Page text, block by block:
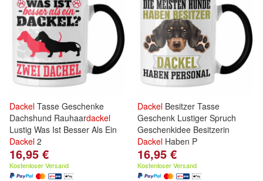
Dackel Tasse Geschenke
Dachshund Rauhaardackel
Lustig Was Ist Besser Als Ein
Dackel 2
16,95 €
Kostenloser Versand
Dackel Besitzer Tasse
Geschenk Lustiger Spruch
Geschenkidee Besitzerin
Dackel Haben P
16,95 €
Kostenloser Versand